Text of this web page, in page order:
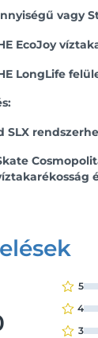
vagy
EcoJoy
LongLife
SLX
5
4
3